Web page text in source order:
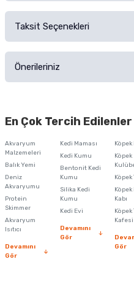
Ürünü
Taksit Seçenekleri
Önerileriniz
iletebilirsiniz.
Ürün resmi kalitesiz, bozuk veya
Ürün açıklamasında eksik
Ürün bilgilerinde hatalar
Ürün fiyatı diğer sitelerden daha
Bu ürüne benzer farklı
En Çok Tercih Edilenler
Akvaryum
Malzemeleri
Balık Yemi
Deniz
Akvaryumu
Protein
Skimmer
Akvaryum
Isıtıcı
Devamını
Gör
Kedi Maması
Kedi Kumu
Bentonit Kedi
Kumu
Silika Kedi
Kumu
Kedi Evi
Devamını
Gör
Köpek
Köpek
Köpek
Köpek
Kabı
Köpek
Kafesi
Gör